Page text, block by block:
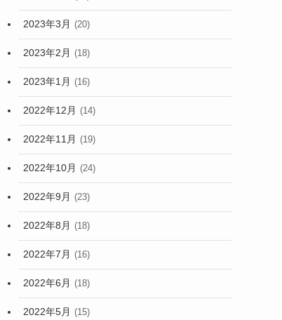
2023年3月 (20)
2023年2月 (18)
2023年1月 (16)
2022年12月 (14)
2022年11月 (19)
2022年10月 (24)
2022年9月 (23)
2022年8月 (18)
2022年7月 (16)
2022年6月 (18)
2022年5月 (15)